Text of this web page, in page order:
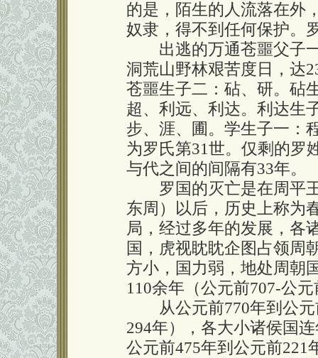
的是，陌生的人流落在外
奴隶，得不到任何保护。
出逃的万通苍噩父子一
洞荒山野林艰苦度日，达
苍噩生子二：砧、研。砧
超、利远、利达。利达生
步、涯、圃。学生子一：
为罗氏第31世。仅剩的罗
与代之间的间隔有33年。
罗国的灭亡是在周平王
东周）以后，历史上称为
局，经过多年的发展，各
国，虎视眈眈企图占领周
方小，国力弱，地处周朝
110余年（公元前707-公
从公元前770年到公元
294年），各大小诸侯国
公元前475年到公元前221